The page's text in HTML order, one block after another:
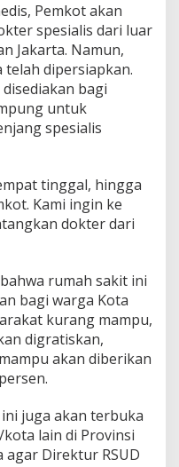
w
a
u
n
t
u
k
D
e
r
M
D
s
i
p
k
n
Pemkot akan
spesialis dari luar
Jakarta. Namun,
dipersiapkan.
bagi
untuk
spesialis
tinggal, hingga
Kami ingin ke
dokter dari
rumah sakit ini
bagi warga Kota
kurang mampu,
digratiskan,
akan diberikan
juga akan terbuka
lain di Provinsi
agar Direktur RSUD